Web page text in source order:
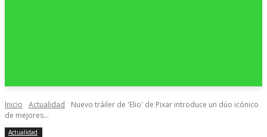
Inicio Actualidad
Nuevo tráiler de 'Elio' de Pixar introduce un dúo icónico
de mejores...
Actualidad